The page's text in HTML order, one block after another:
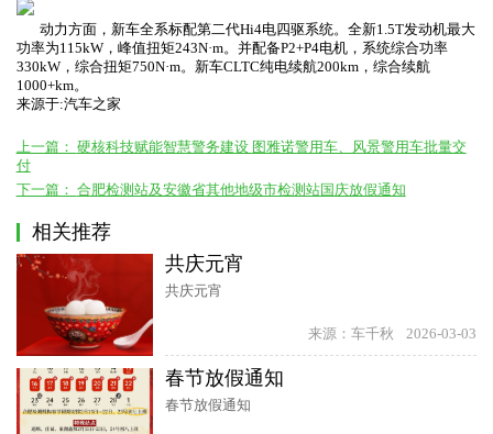
动力方面，新车全系标配第二代Hi4电四驱系统。全新1.5T发动机最大
功率为115kW，峰值扭矩243N·m。并配备P2+P4电机，系统综合功率
330kW，综合扭矩750N·m。新车CLTC纯电续航200km，综合续航
1000+km。
来源于:汽车之家
上一篇： 硬核科技赋能智慧警务建设 图雅诺警用车、风景警用车批量交
付
下一篇： 合肥检测站及安徽省其他地级市检测站国庆放假通知
相关推荐
共庆元宵
共庆元宵
来源：车千秋 2026-03-03
春节放假通知
春节放假通知